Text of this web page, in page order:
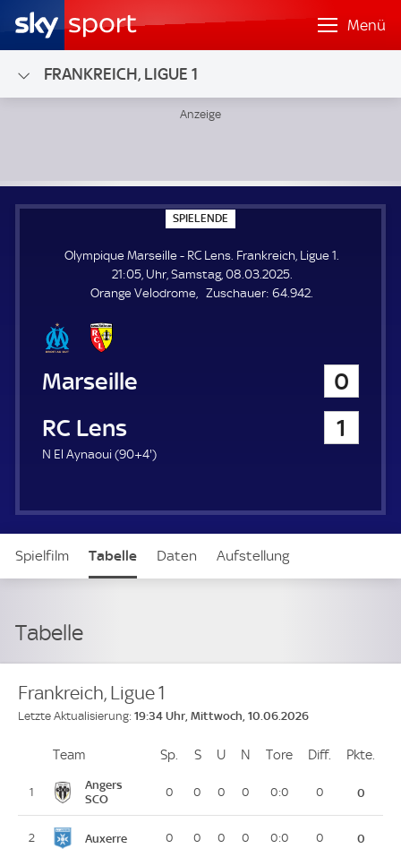
Menü
FRANKREICH, LIGUE 1
SPIELENDE
P
E
L
E
N
Olympique Marseille - RC Lens. Frankreich, Ligue 1.
21:05, Uhr, Samstag, 08.03.2025.
Orange Velodrome
Zuschauer: Z
64.942.
Olympique Marseille
0
RC Lens
1
N El Aynaoui (90+4'9
u
t
)
Spielfilm Tabelle Daten Aufstellung
Tabelle
Frankreich, Ligue 1
Letzte Aktualisierung: 19:34 Uhr, Mittwoch, 10.06.2026
PlatzTeam Sp. Spiele
SSiege
U Unentschieden
N Niederlagen
Tore ToreDiff. Differenz
Pkte.
1
Angers
SCO
0 0 0 0 0:0 0 0
2 Auxerre 0 0 0 0 0:0 0 0